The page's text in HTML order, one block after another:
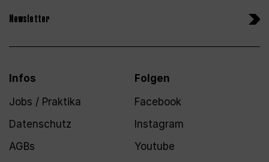
Newsletter
Infos
Jobs / Praktika
Datenschutz
AGBs
Folgen
Facebook
Instagram
Youtube